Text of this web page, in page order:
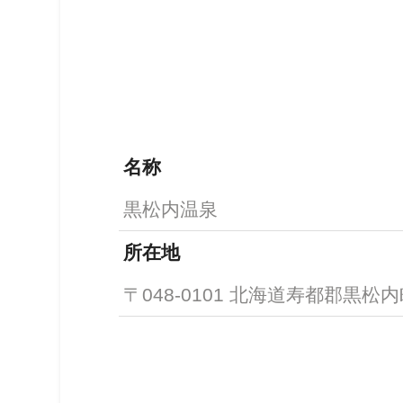
名称
黒松内温泉
所在地
〒048-0101 北海道寿都郡黒松